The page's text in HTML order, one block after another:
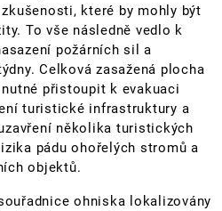
které by mohly být
To vše následně vedlo k
požárních sil a
Celková zasažená plocha
přistoupit k evakuaci
turistické infrastruktury a
několika turistických
pádu ohořelých stromů a
objektů.
ohniska lokalizovány